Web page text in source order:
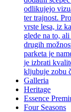
odlikujejo
ter trajnost.
vrste lesa, iz
glede na to,
drugih
parketa je
je izbrati
kljubuje zobu
Galleria
Heritage
Essence
Four Seasons